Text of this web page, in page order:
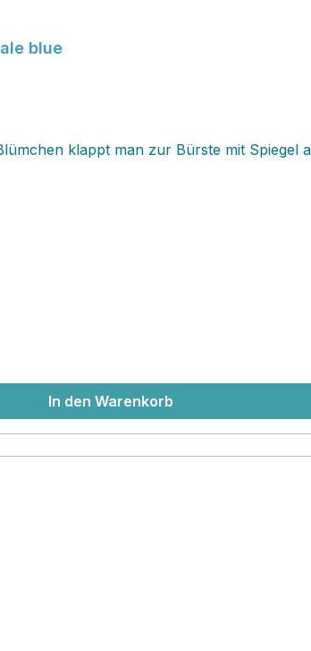
blue
klappt man zur Bürste mit Spiegel
In den Warenkorb